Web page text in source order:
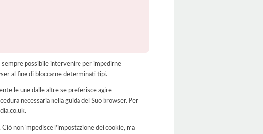
sempre possibile intervenire per impedirne
al fine di bloccarne determinati tipi.
le une dalle altre se preferisce agire
necessaria nella guida del Suo browser. Per
non impedisce l'impostazione dei cookie, ma